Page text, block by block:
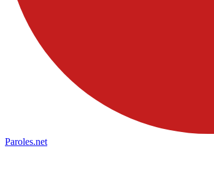
Paroles.net